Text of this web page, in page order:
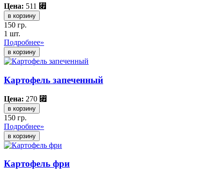
Цена: 511 ⃏
в корзину
150 гр.
1 шт.
Подробнее»
Картофель запеченный
Цена: 270 ⃏
в корзину
150 гр.
Подробнее»
Картофель фри